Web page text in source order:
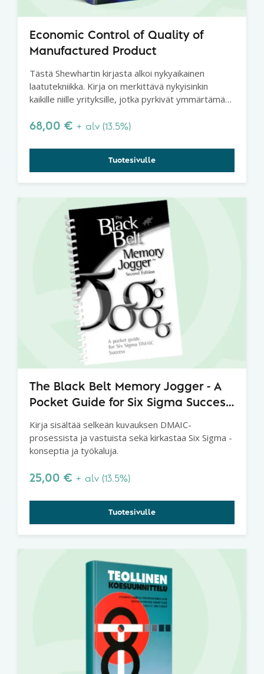
Economic Control of Quality of
Manufactured Product
Tästä Shewhartin kirjasta alkoi nykyaikainen
laatutekniikka. Kirja on merkittävä nykyisinkin
kaikille niille yrityksille, jotka pyrkivät ymmärtämään
Shewhartin luoma perusta ei horju.
68,00 € + alv (13.5%)
Tuotesivulle
The Black Belt Memory Jogger - A
Pocket Guide for Six Sigma Success,
Kirja sisältää selkeän kuvauksen DMAIC-
prosessista ja vastuista sekä kirkastaa Six Sigma -
konseptia ja työkaluja.
25,00 € + alv (13.5%)
Tuotesivulle